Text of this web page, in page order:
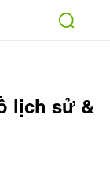
lịch sử &